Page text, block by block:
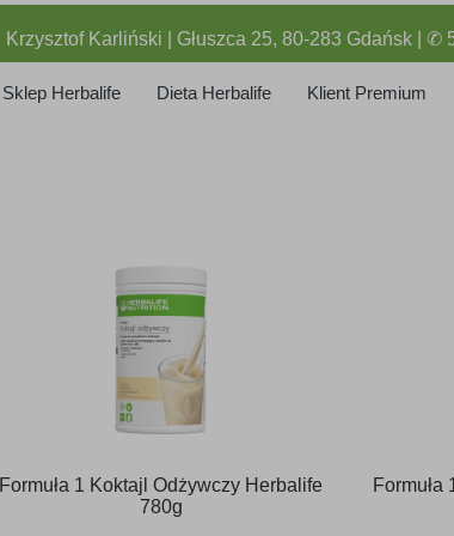
Krzysztof Karliński | Głuszca 25, 80-283 Gdańsk | ✆
Sklep Herbalife Dieta Herbalife Klient Premium
Formuła 1 Koktajl Odżywczy Herbalife
780g